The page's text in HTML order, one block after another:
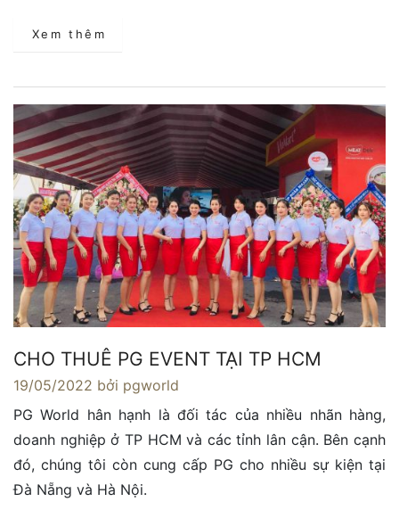
Xem thêm
CHO THUÊ PG EVENT TẠI TP HCM
19/05/2022 bởi pgworld
PG World hân hạnh là đối tác của nhiều nhãn hàng,
doanh nghiệp ở TP HCM và các tỉnh lân cận. Bên cạnh
đó, chúng tôi còn cung cấp PG cho nhiều sự kiện tại
Đà Nẵng và Hà Nội.